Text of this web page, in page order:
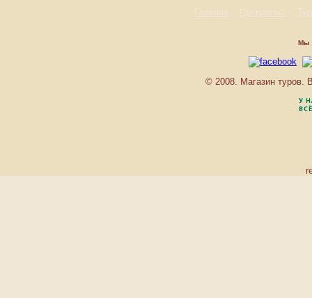
Главная Где купить?
Мы
© 2008. Магазин